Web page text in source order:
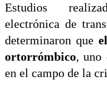
Estudios
electrónica de
determinaron queel
ortorrómbico, uno
en el campo de la